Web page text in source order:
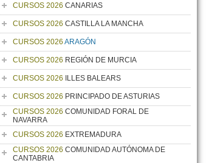
CURSOS 2026 CANARIAS
CURSOS 2026 CASTILLA LA MANCHA
CURSOS 2026 ARAGÓN
CURSOS 2026 REGIÓN DE MURCIA
CURSOS 2026 ILLES BALEARS
CURSOS 2026 PRINCIPADO DE ASTURIAS
CURSOS 2026 COMUNIDAD FORAL DE
NAVARRA
CURSOS 2026 EXTREMADURA
CURSOS 2026 COMUNIDAD AUTÓNOMA DE
CANTABRIA